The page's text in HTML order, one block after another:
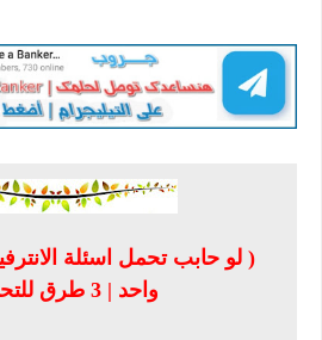
( لو حابب تحمل اسئلة
واحد | 3 طرق للتحميل )